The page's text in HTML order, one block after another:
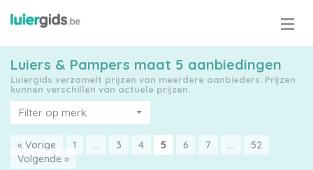
Maattabel
Luiers & Pampers maat 5 aanbiedingen
Luiergids verzamelt prijzen van meerdere aanbieders. Prijzen
kunnen verschillen van actuele prijzen.
Filter op merk
« Vorige 1 … 3 4 5 6 7 …
52
Volgende »